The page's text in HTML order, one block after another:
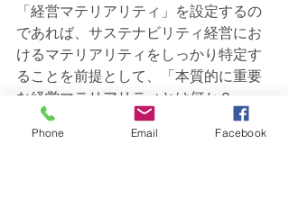
「経営マテリアリティ」を設定するの
であれば、サステナビリティ経営にお
けるマテリアリティをしっかり特定す
ることを前提として、「本質的に重要
な経営マテリアリティとは何か？」
「それをマテリアリティとして設定す
ることで何が変わるのか？」などを十
Phone Email Facebook